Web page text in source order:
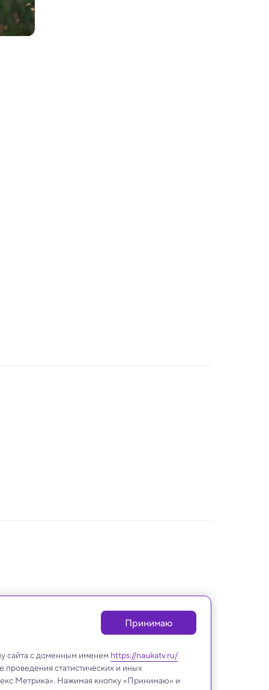
Принимаю
сайта с доменным именем https://naukatv.ru/
статистических и иных
Метрика». Нажимая кнопку «Принимаю» и